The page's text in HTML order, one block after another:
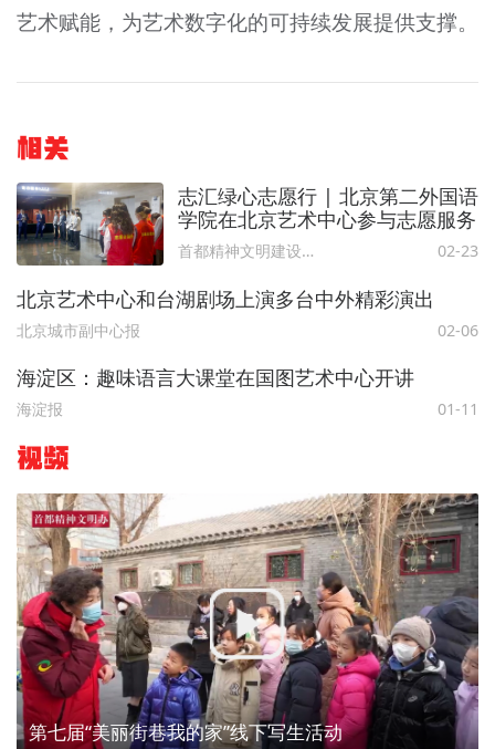
艺术赋能，为艺术数字化的可持续发展提供支撑。
相关
志汇绿心志愿行 | 北京第二外国语
学院在北京艺术中心参与志愿服务
首都精神文明建设委员会办公室 02-23
北京艺术中心和台湖剧场上演多台中外精彩演出
北京城市副中心报 02-06
海淀区：趣味语言大课堂在国图艺术中心开讲
海淀报 01-11
视频
第七届“美丽街巷我的家”线下写生活动